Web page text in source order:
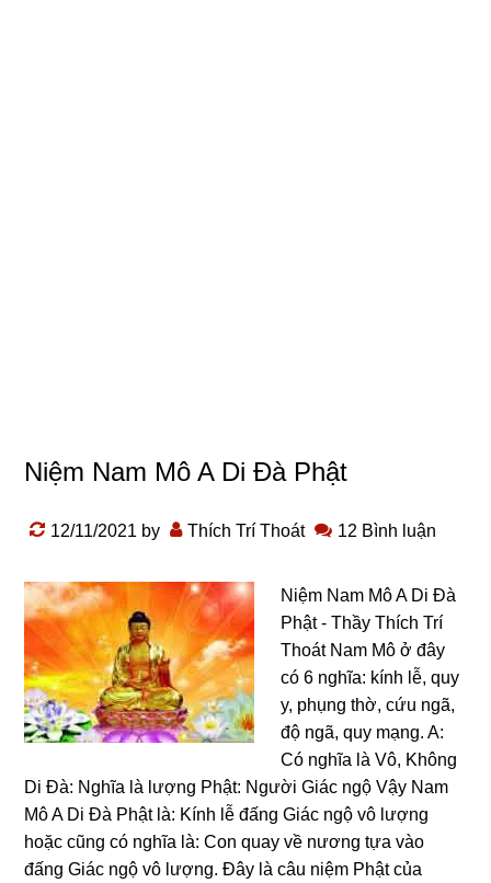
Niệm Nam Mô A Di Đà Phật
12/11/2021 by Thích Trí Thoát 12 Bình luận
Niệm Nam Mô A Di Đà
Phật - Thầy Thích Trí
Thoát Nam Mô ở đây
có 6 nghĩa: kính lễ, quy
y, phụng thờ, cứu ngã,
độ ngã, quy mạng. A:
Có nghĩa là Vô, Không
Di Đà: Nghĩa là lượng Phật: Người Giác ngộ Vậy Nam
Mô A Di Đà Phật là: Kính lễ đấng Giác ngộ vô lượng
hoặc cũng có nghĩa là: Con quay về nương tựa vào
đấng Giác ngộ vô lượng. Đây là câu niệm Phật của